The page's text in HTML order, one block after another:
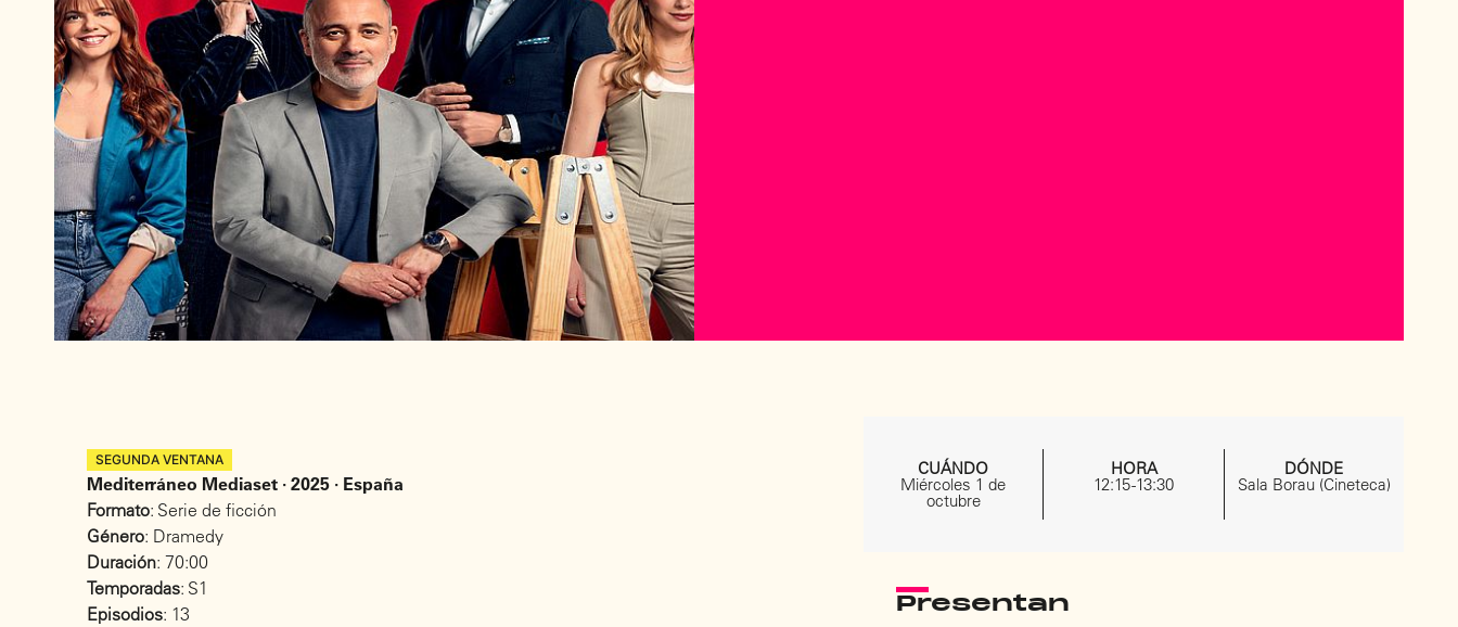
SEGUNDA VENTANA
Mediterráneo Mediaset · 2025 · España
Formato: Serie de ficción
Género: Dramedy
Duración: 70:00
Temporadas: S1
Episodios: 13
CUÁNDO
Miércoles 1 de
octubre
HORA
12:15 -13:30
DÓNDE
Sala Borau (Cineteca)
Presentan